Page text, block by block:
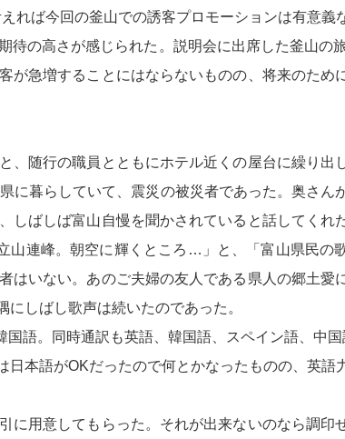
れば今回の釜山での誘客プロモーションは有意義
の高さが感じられた。説明会に出席した釜山の
が急増することにはならないものの、将来のため
随行の職員とともにホテル近くの屋台に繰り出
に暮らしていて、震災の被災者であった。奥さん
ばしば富山自慢を聞かされていると話してくれ
山連峰。朝空に輝くところ…」と、「富山県民の
いない。あのご夫婦の友人である県人の郷土愛
しばし歌声は続いたのであった。
語。同時通訳も英語、韓国語、スペイン語、中
本語がOKだったので何とかなったものの、英語
用意してもらった。それが出来ないのなら調印